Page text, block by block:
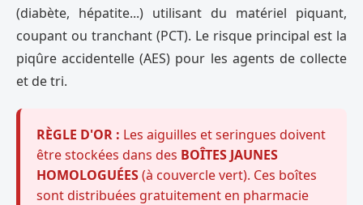
(diabète, hépatite...) utilisant du matériel piquant,
coupant ou tranchant (PCT). Le risque principal est la
piqûre accidentelle (AES) pour les agents de collecte
et de tri.
RÈGLE D'OR : Les aiguilles et seringues doivent
être stockées dans des BOÎTES JAUNES
HOMOLOGUÉES(à couvercle vert). Ces boîtes
sont distribuées gratuitement en pharmacie